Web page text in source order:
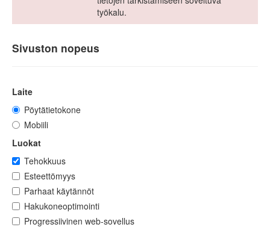
työkalu.
Sivuston nopeus
Laite
Pöytätietokone
Mobiili
Luokat
Tehokkuus
Esteettömyys
Parhaat käytännöt
Hakukoneoptimointi
Progressiivinen web-sovellus